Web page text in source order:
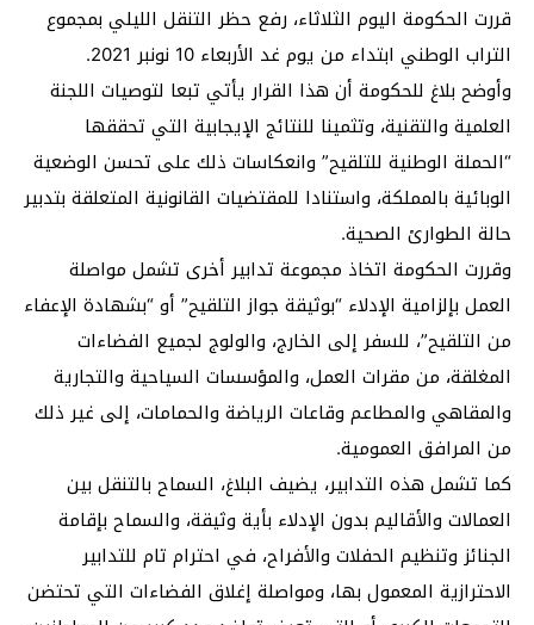
قررت الحكومة اليوم الثلاثاء، رفع حظر التنقل الليلي بمجموع
التراب الوطني ابتداء من يوم غد الأربعاء 10 نونبر 2021.
وأوضح بلاغ للحكومة أن هذا القرار يأتي تبعا لتوصيات اللجنة
العلمية والتقنية، وتثمينا للنتائج الإيجابية التي تحققها
“الحملة الوطنية للتلقيح” وانعكاسات ذلك على تحسن الوضعية
الوبائية بالمملكة، واستنادا للمقتضيات القانونية المتعلقة بتدبير
حالة الطوارئ الصحية.
وقررت الحكومة اتخاذ مجموعة تدابير أخرى تشمل مواصلة
العمل بإلزامية الإدلاء “بوثيقة جواز التلقيح” أو “بشهادة الإعفاء
من التلقيح”، للسفر إلى الخارج، والولوج لجميع الفضاءات
المغلقة، من مقرات العمل، والمؤسسات السياحية والتجارية
والمقاهي والمطاعم وقاعات الرياضة والحمامات، إلى غير ذلك
من المرافق العمومية.
كما تشمل هذه التدابير، يضيف البلاغ، السماح بالتنقل بين
العمالات والأقاليم بدون الإدلاء بأية وثيقة، والسماح بإقامة
الجنائز وتنظيم الحفلات والأفراح، في احترام تام للتدابير
الاحترازية المعمول بها، ومواصلة إغلاق الفضاءات التي تحتضن